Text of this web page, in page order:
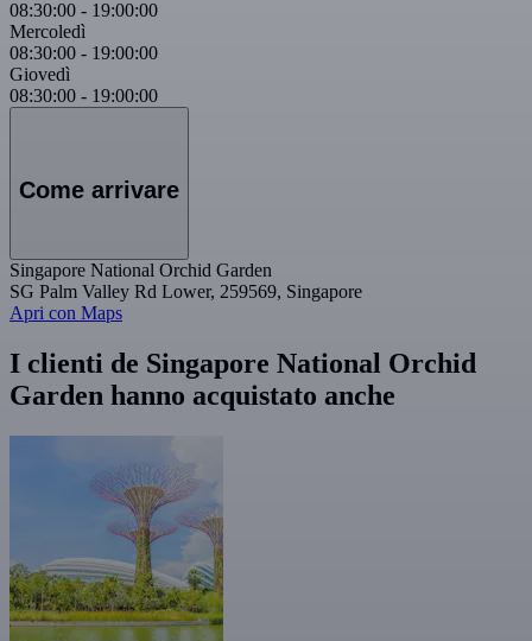
08:30:00 - 19:00:00
Mercoledì
08:30:00 - 19:00:00
Giovedì
08:30:00 - 19:00:00
Come arrivare
Singapore National Orchid Garden
SG Palm Valley Rd Lower, 259569, Singapore
Apri con Maps
I clienti de Singapore National Orchid
Garden hanno acquistato anche